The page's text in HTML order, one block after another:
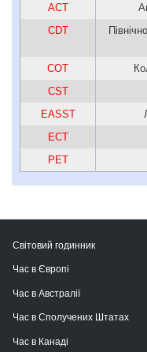
ACT
CDT
COT
CST
EASST
ECT
PET
Світовий годинник
Час в Європі
Час в Австралії
Час в Сполучених Штатах
Час в Канаді